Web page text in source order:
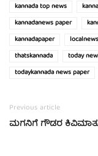
kannada top news
kannadanews paper
kannadapaper
localnews
thatskannada
today
todaykannada news paper
Previous article
ಮಗನಿಗೆ ಗೌಡರ